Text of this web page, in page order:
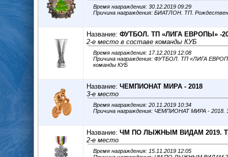
Время награждения: 30.12.2019 09:29
Название: ФУТБОЛ. ТП «ЛИГА ЕВРОПЫ» -
2-е место в составе команды КУБ
Время награждения: 17.12.2019 12:08
Причина награждения: ФУТБОЛ. ТП «ЛИГА
команды КУБ
Название: ЧЕМПИОНАТ МИРА - 2018
3-е место
Время награждения: 20.11.2019 10:34
Причина награждения: ЧЕМПИОНАТ МИРА - 2018.
Название: ЧМ ПО ЛЫЖНЫМ ВИДАМ 2019.
2-е место
Время награждения: 15.11.2019 12:05